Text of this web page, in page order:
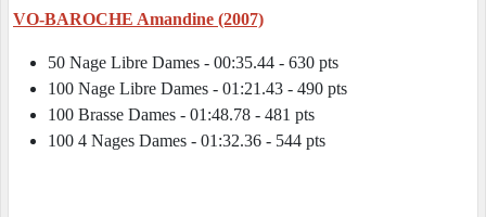
VO-BAROCHE Amandine (2007)
50 Nage Libre Dames - 00:35.44 - 630 pts
100 Nage Libre Dames - 01:21.43 - 490 pts
100 Brasse Dames - 01:48.78 - 481 pts
100 4 Nages Dames - 01:32.36 - 544 pts